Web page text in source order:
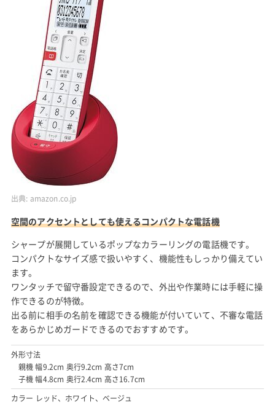
出典: amazon.co.jp
空間のアクセントとしても使えるコンパクトな電話機
シャープが展開しているポップなカラーリングの電話機です。
コンパクトなサイズ感で扱いやすく、機能性もしっかり備えてい
ます。
ワンタッチで留守番設定できるので、外出や作業時には手軽に操
作できるのが特徴。
出る前に相手の名前を確認できる機能が付いていて、不審な電話
をあらかじめガードできるのでおすすめです。
外形寸法
親機 幅9.2cm 奥行9.2cm 高さ7cm
子機 幅4.8cm 奥行2.4cm 高さ16.7cm
カラー レッド、ホワイト、ベージュ